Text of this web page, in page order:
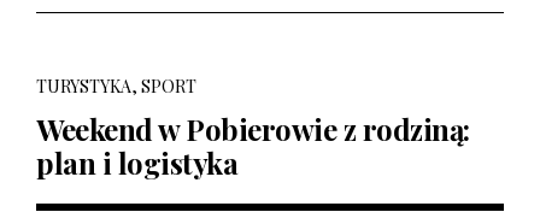
TURYSTYKA, SPORT
Weekend w Pobierowie z rodziną:
plan i logistyka